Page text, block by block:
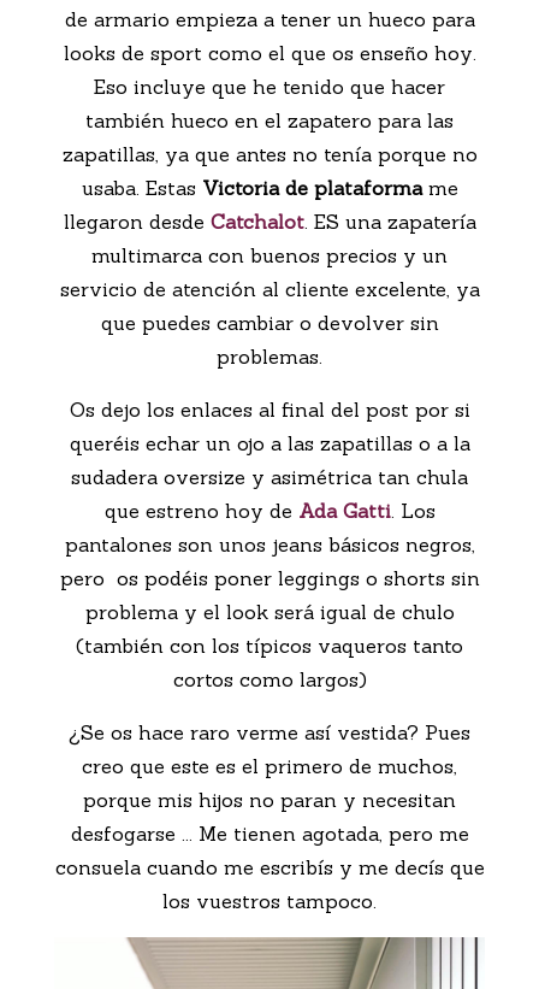
de armario empieza a tener un hueco para
looks de sport como el que os enseño hoy.
Eso incluye que he tenido que hacer
también hueco en el zapatero para las
zapatillas, ya que antes no tenía porque no
usaba. Estas Victoria de plataforma me
llegaron desde Catchalot. ES una zapatería
multimarca con buenos precios y un
servicio de atención al cliente excelente, ya
que puedes cambiar o devolver sin
problemas.
Os dejo los enlaces al final del post por si
queréis echar un ojo a las zapatillas o a la
sudadera oversize y asimétrica tan chula
que estreno hoy de Ada Gatti. Los
pantalones son unos jeans básicos negros,
pero os podéis poner leggings o shorts sin
problema y el look será igual de chulo
(también con los típicos vaqueros tanto
cortos como largos)
¿Se os hace raro verme así vestida? Pues
creo que este es el primero de muchos,
porque mis hijos no paran y necesitan
desfogarse ... Me tienen agotada, pero me
consuela cuando me escribís y me decís que
los vuestros tampoco.